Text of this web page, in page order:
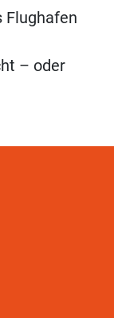
Flughafen
– oder